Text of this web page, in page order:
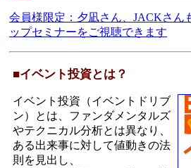
会員様限定：夕凪さん、JACKさん
ップセミナーをご視聴できます
■イベント投資とは？
イベント投資（イベントドリブ
ン）とは、ファンダメンタルズ
やテクニカル分析とは異なり、
ある出来事に対して値動きの法
則を見出し、